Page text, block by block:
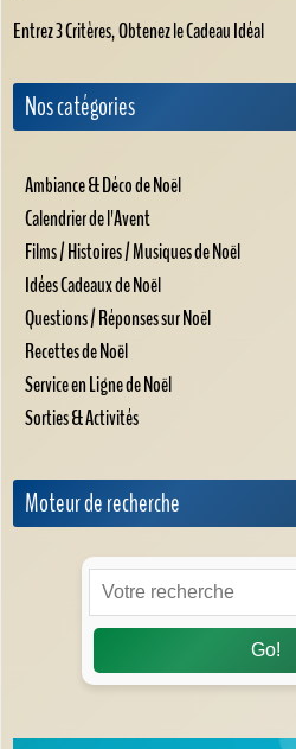
Entrez 3 Critères, Obtenez le Cadeau Idéal
Nos catégories
Ambiance & Déco de Noël
Calendrier de l'Avent
Films / Histoires / Musiques de Noël
Idées Cadeaux de Noël
Questions / Réponses sur Noël
Recettes de Noël
Service en Ligne de Noël
Sorties & Activités
Moteur de recherche
Go!